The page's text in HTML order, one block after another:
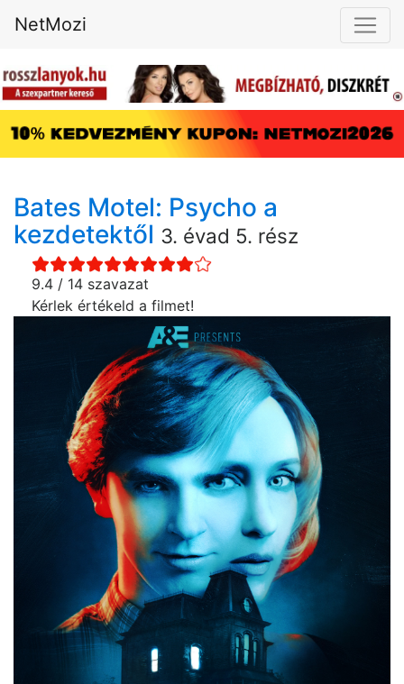
NetMozi
Bates Motel: Psycho a
kezdetektől 3. évad 5. rész
9.4 / 14 szavazat
Kérlek értékeld a filmet!